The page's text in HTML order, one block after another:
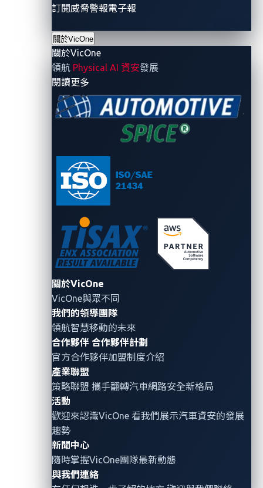
訂閱威脅警報電子報
關於VicOne
關於VicOne
領航 Physical AI 資安發展
閱讀更多
關於VicOne
VicOne與眾不同
我們的領導團隊
領航智慧移動的未來
合作夥伴 合作夥伴計劃
官方合作夥伴加盟制度介紹
產業聯盟
策略聯盟 攜手翻轉汽車網路安全新格局
活動
歡迎來認識VicOne 看我們展示汽車資安的發展
趨勢
新聞中心
隨時掌握VicOne團隊最新動態
與我們連絡
向汽車行業並惡意的暴露供應鏈中的脆弱面。
汽車軟體供應鏈目前面臨三大潛在風險：
惡意軟體或惡意程式碼的注入
不安全的代碼
為了提高對惡意軟體和惡意程式碼注入威脅的警覺，我
們只需要查看最近的攻擊，就可以了解它們帶來的破壞
性有多大。
在過去的一年裡，我們看到了涉及惡意軟體的網路攻
擊，尤其是汽車行業的勒索軟體。
響了供應商的內部系統或服務，也影響了 OEM 的運
營； 甚至在整個供應鏈中產生了連鎖效應，延伸到汽車
經銷商和客戶。
供應鏈攻擊中最令人頭痛的特徵可以說是它們通常從細
節處著手。 SolarWinds 和其他行業的攻擊展示了成功
的行動對供應鏈的任何成員都可能帶來無法預測的影
響。 網路犯罪分子還喜歡攻擊相對薄弱的環節，以用來
瞄準供應鏈中更大的目標；因為對供應商的軟體和硬體
注入惡意程式碼比直接鎖定 OEM 廠商更容易，也就造
就了這樣攻擊模式的成長。
攻擊行為之所以成功，通常是因為企業忽略惡意軟體和
惡意程式碼注入的可能性。 與單獨的漏洞風險相比，惡
意軟體和代碼注入對供應鏈的影響更為嚴重； 在某種程
度上，注入為供應商軟體特別設計的勒索軟體，如同設
置了一顆定時炸彈。 而透過傳統的漏洞管理無法檢測出